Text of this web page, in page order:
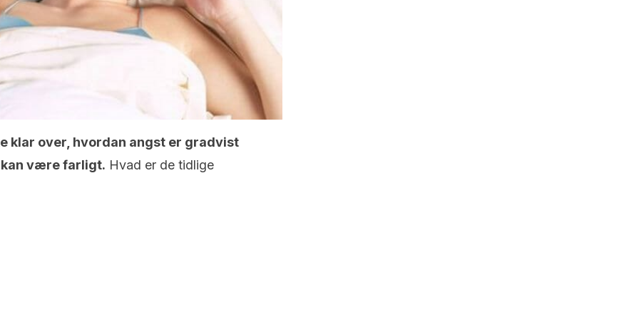
klar over, hvordan angst er gradvist
kan være farligt. Hvad er de tidlige